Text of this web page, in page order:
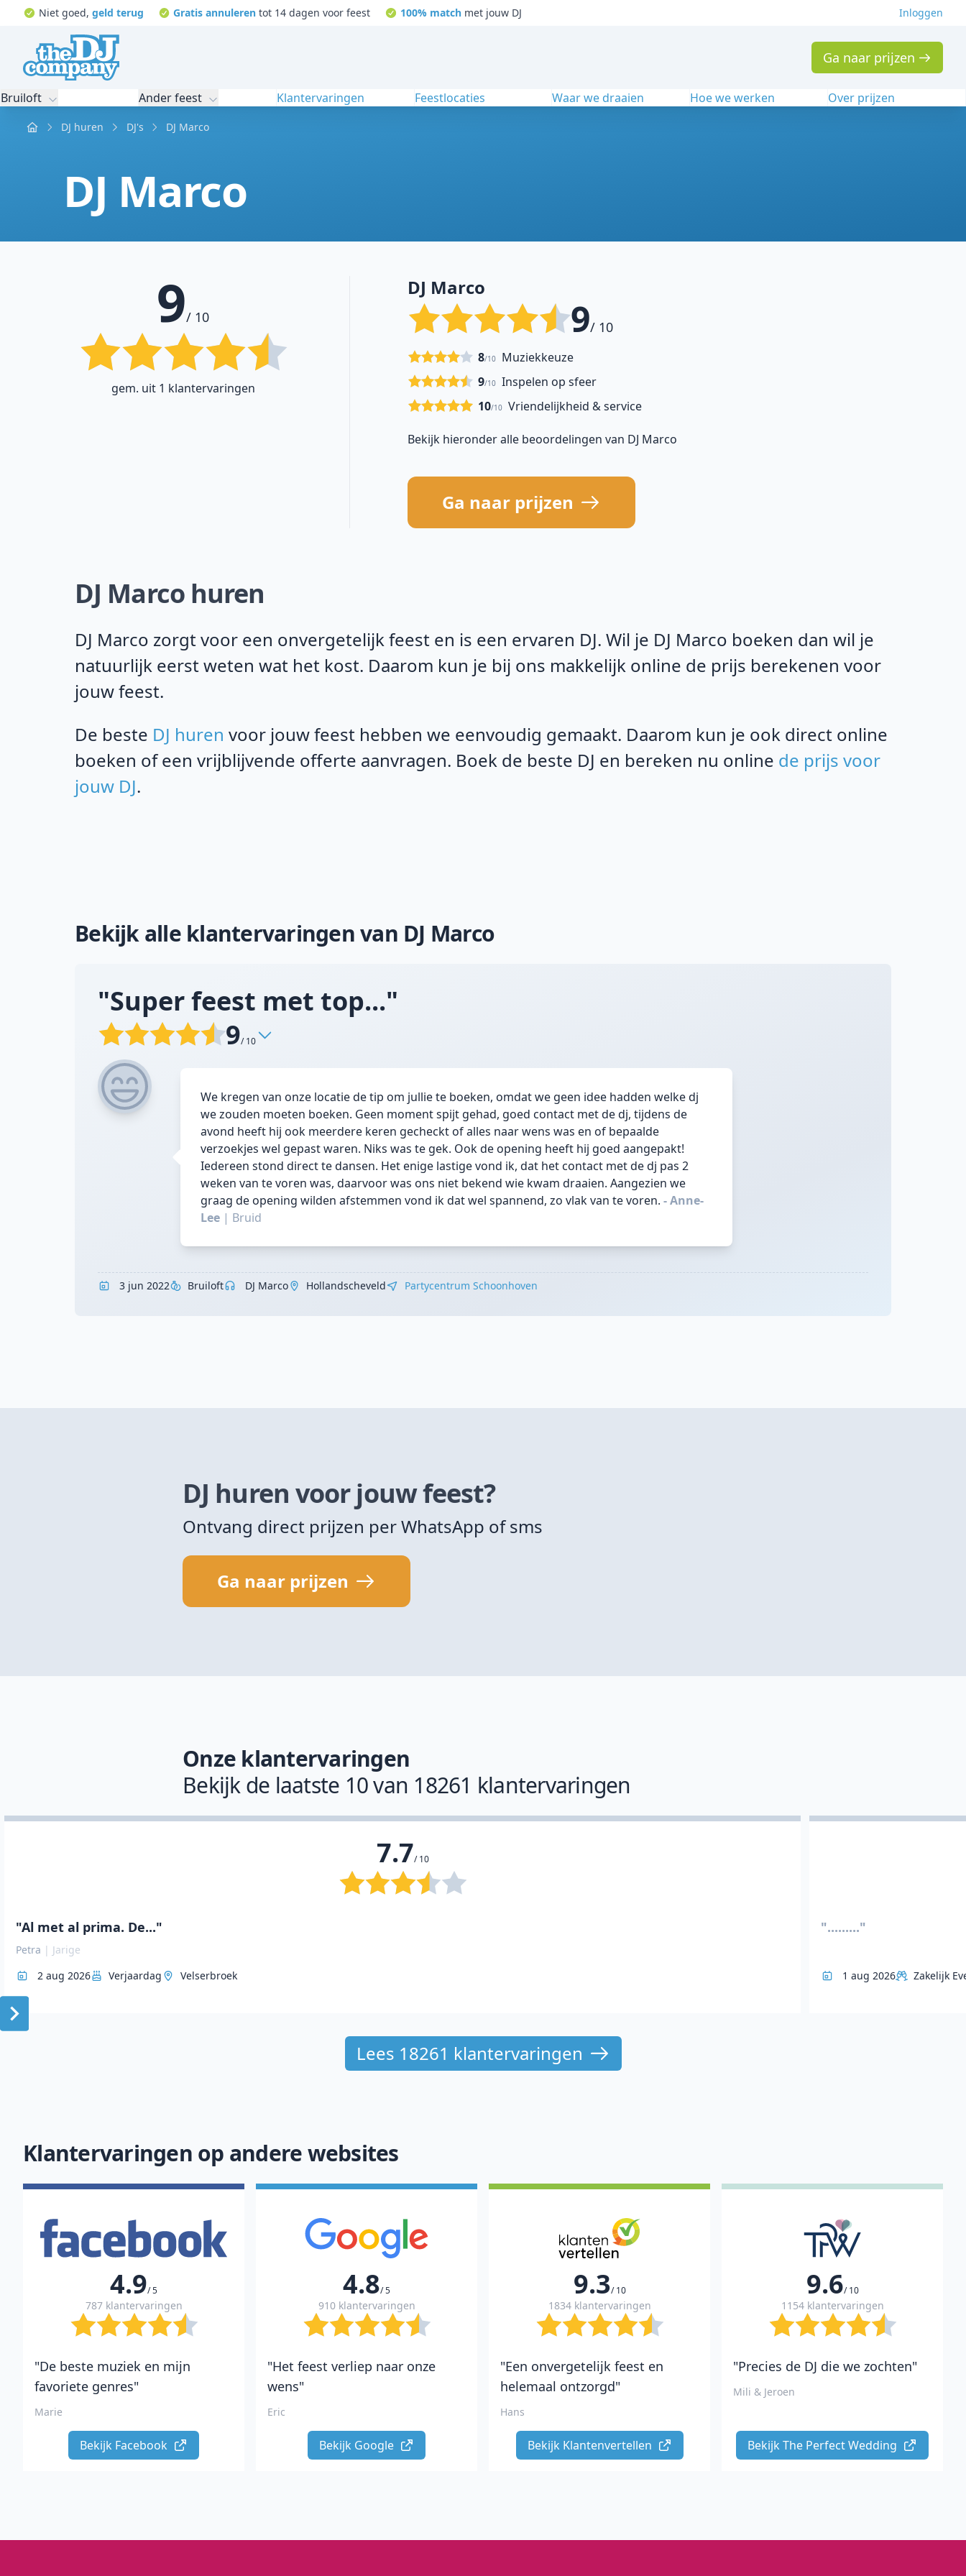
Niet goed, geld terug Gratis annuleren tot 14 dagen voor feest 100% matchmet jouw DJ Inloggen
Ga naar prijzen
Bruiloft Ander feest Klantervaringen Feestlocaties Waar we draaien Hoe we werken Over prijzen
Home DJ huren DJ's DJ Marco
DJ Marco
9/ 10
gem. uit 1 klantervaringen
DJ Marco
9/ 10
Muziekkeuze
8/10
Inspelen op sfeer
9/10
Vriendelijkheid & service
10/10
Bekijk hieronder alle beoordelingen van DJ Marco
Ga naar prijzen
DJ Marco huren
DJ Marco zorgt voor een onvergetelijk feest en is een ervaren DJ. Wil je DJ Marco boeken dan wil je
natuurlijk eerst weten wat het kost. Daarom kun je bij ons makkelijk online de prijs berekenen voor
jouw feest.
De beste DJ huren voor jouw feest hebben we eenvoudig gemaakt. Daarom kun je ook direct online
boeken of een vrijblijvende offerte aanvragen. Boek de beste DJ en bereken nu online de prijs voor
jouw DJ.
Bekijk alle klantervaringen van DJ Marco
"Super feest met top..."
9/ 10
We kregen van onze locatie de tip om jullie te boeken, omdat we geen idee hadden welke dj
we zouden moeten boeken. Geen moment spijt gehad, goed contact met de dj, tijdens de
avond heeft hij ook meerdere keren gecheckt of alles naar wens was en of bepaalde
verzoekjes wel gepast waren. Niks was te gek. Ook de opening heeft hij goed aangepakt!
Iedereen stond direct te dansen. Het enige lastige vond ik, dat het contact met de dj pas 2
weken van te voren was, daarvoor was ons niet bekend wie kwam draaien. Aangezien we
graag de opening wilden afstemmen vond ik dat wel spannend, zo vlak van te voren. - Anne-
Lee | Bruid
3 jun 2022 Bruiloft DJ Marco Hollandscheveld Partycentrum Schoonhoven
DJ huren voor jouw feest?
Ontvang direct prijzen per WhatsApp of sms
Ga naar prijzen
Onze klantervaringen
Bekijk de laatste 10 van 18261 klantervaringen
7.7/ 10
"Al met al prima. De..."
Petra | Jarige
2 aug 2026
Verjaardag Velserbroek
"........."
1 aug 2026 Zakelijk
Item
Lees 18261 klantervaringen
Klantervaringen op andere websites
4.9/ 5
787 klantervaringen
"De beste muziek en mijn
favoriete genres"
Marie
Bekijk Facebook
4.8/ 5
910 klantervaringen
"Het feest verliep naar onze
wens"
Eric
Bekijk Google
9.3/ 10
1834 klantervaringen
"Een onvergetelijk feest en
helemaal ontzorgd"
Hans
Bekijk Klantenvertellen
9.6/ 10
1154 klantervaringen
"Precies de DJ die we zochten"
Mili & Jeroen
Bekijk The Perfect Wedding